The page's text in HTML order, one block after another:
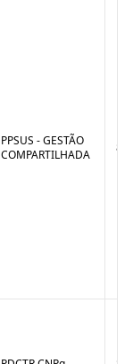
PPSUS - GESTÃO
COMPARTILHADA